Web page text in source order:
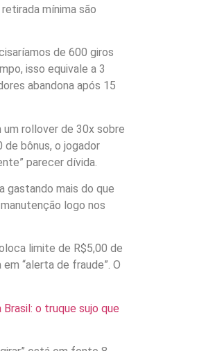
mínima são
de 600 giros
isso equivale a 3
abandona após 15
um rollover de 30x sobre
de bônus, o jogador
parecer dívida.
gastando mais do que
logo nos
limite de R$5,00 de
“alerta de fraude”. O
o truque sujo que